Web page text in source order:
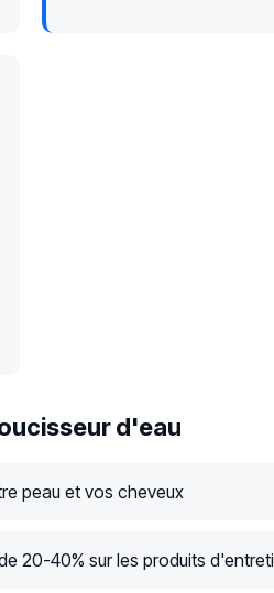
d'eau
peau et vos cheveux
20-40% sur les produits